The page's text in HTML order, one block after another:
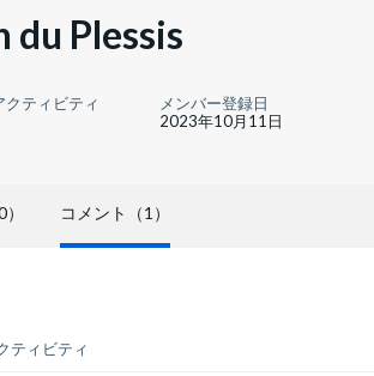
du Plessis
クティビティ
メンバー登録日
2023年10月11日
コメント（1）
ティビティ